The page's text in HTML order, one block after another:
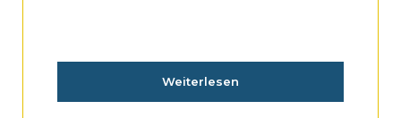
Weiterlesen